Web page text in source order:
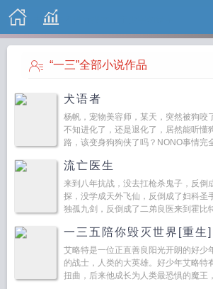
“一三”全部小说作品
犬语者
杨帆，宠物美容师，某天，突然被狗咬
不知进化了，还是退化了，居然能听懂
路，该变身狗狗侠了吗？NONO事情完
流亡医生
来到八年抗战，没去扛枪杀鬼子，反倒
探，没学成天外飞仙，反倒成了妇科圣
独孤九剑，反倒成了二弟良医来到霍比
一三五陪你毁灭世界[重生]
艾略特是一位正直善良阳光开朗的好少
的战士，人类的大英雄。好少年艾略特
扭曲，后来他成长为人类最恐惧的魔王